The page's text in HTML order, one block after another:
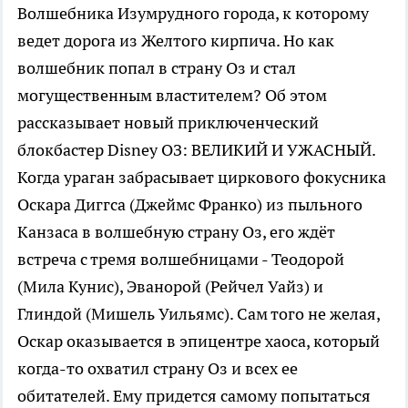
Волшебника Изумрудного города, к которому
ведет дорога из Желтого кирпича. Но как
волшебник попал в страну Оз и стал
могущественным властителем? Об этом
рассказывает новый приключенческий
блокбастер Disney ОЗ: ВЕЛИКИЙ И УЖАСНЫЙ.
Когда ураган забрасывает циркового фокусника
Оскара Диггса (Джеймс Франко) из пыльного
Канзаса в волшебную страну Оз, его ждёт
встреча с тремя волшебницами - Теодорой
(Мила Кунис), Эванорой (Рейчел Уайз) и
Глиндой (Мишель Уильямс). Сам того не желая,
Оскар оказывается в эпицентре хаоса, который
когда-то охватил страну Оз и всех ее
обитателей. Ему придется самому попытаться